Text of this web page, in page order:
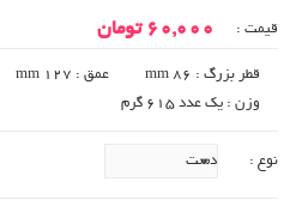
قیمت : 60,000 تومان
قطر بزرگ : 86 mm عمق : 127 mm
وزن : یک عدد 615 گرم
نوع :